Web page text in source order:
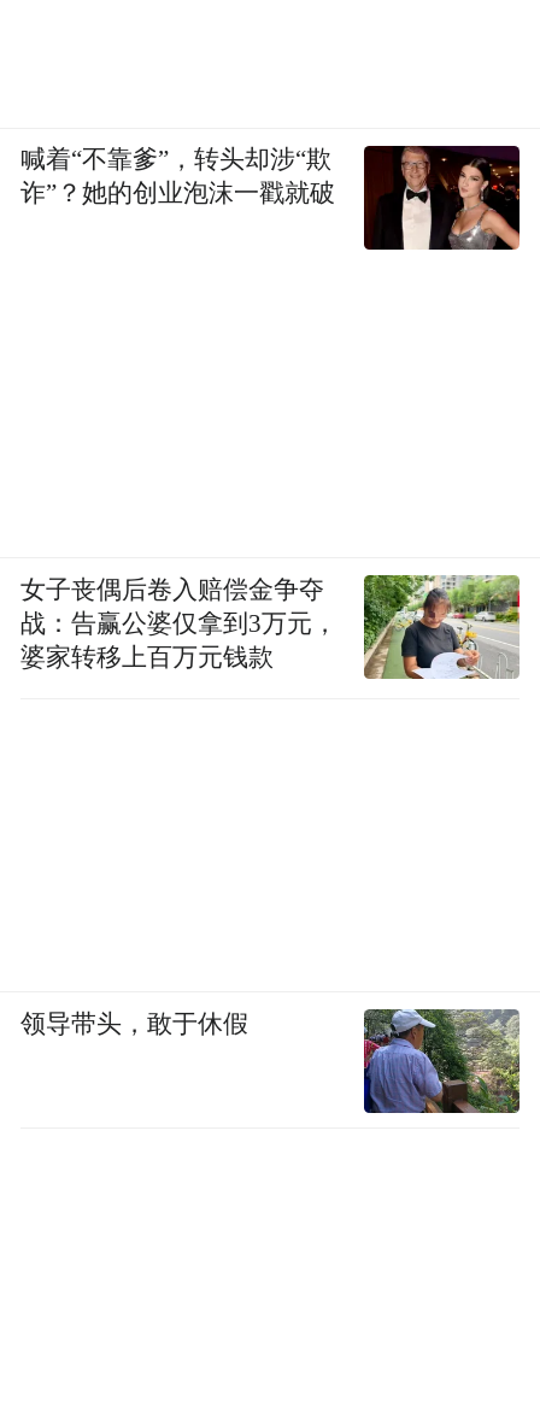
喊着“不靠爹”，转头却涉“欺
诈”？她的创业泡沫一戳就破
女子丧偶后卷入赔偿金争夺
战：告赢公婆仅拿到3万元，
婆家转移上百万元钱款
领导带头，敢于休假